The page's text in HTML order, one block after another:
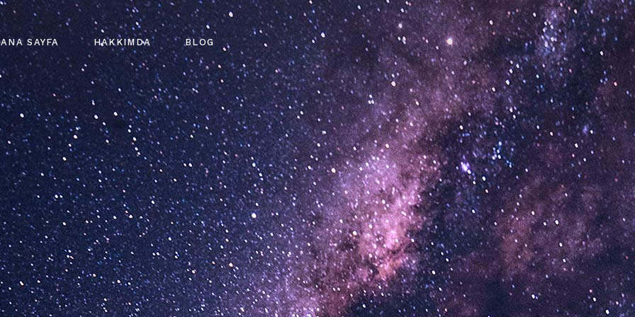
ANA SAYFA HAKKIMDA BLOG